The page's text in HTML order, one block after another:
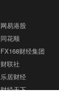
网易港股
同花顺
FX168财经集团
财联社
乐居财经
财经天下